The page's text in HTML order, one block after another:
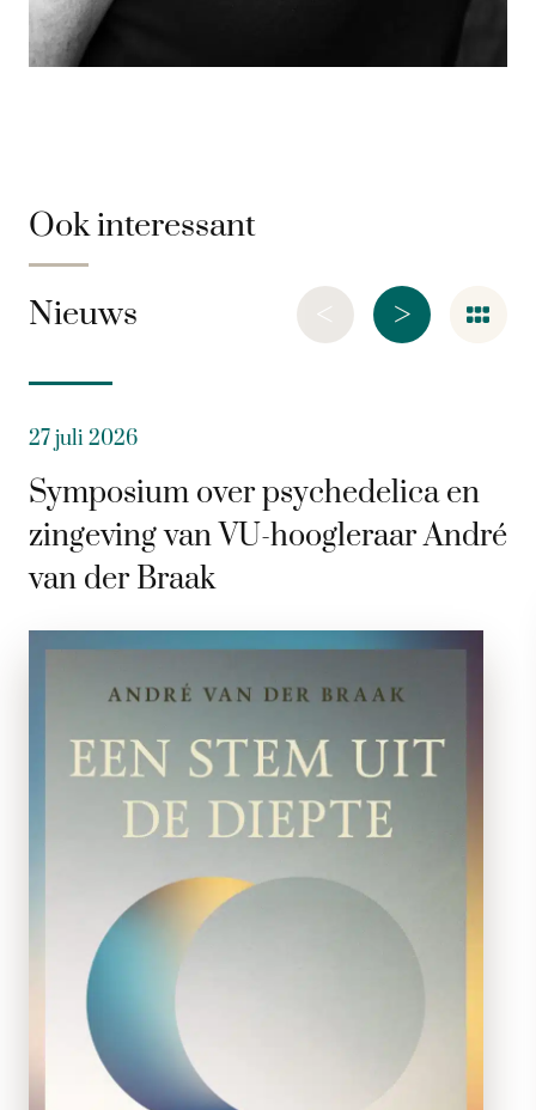
Ook interessant
Nieuws >
<
27 juli 2026
Symposium over psychedelica en
zingeving van VU-hoogleraar André
van der Braak